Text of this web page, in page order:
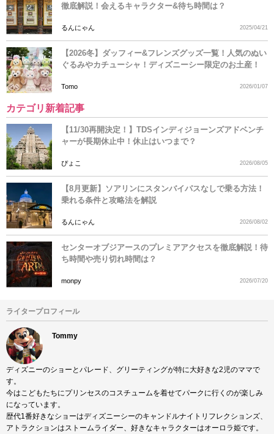
徹底解説！会えるキャラクター&待ち時間は？
るんにゃん 2025/04/21
【2026冬】ダッフィー&フレンズグッズ一覧！人気のぬい
ぐるみやカチューシャ！ディズニーシー限定のお土産！
Tomo 2026/01/07
カテゴリ新着記事
【11/30再開決定！】TDSインディジョーンズアドベンチ
ャーが長期休止中！休止はいつまで？
ぴょこ 2026/08/05
【8月更新】ソアリンにスタンバイパスなしで乗る方法！
乗れる条件と攻略法を解説
るんにゃん 2026/08/02
センターオブジアースのプレミアアクセスを徹底解説！待
ち時間や売り切れ時間は？
monpy 2026/07/20
ライタープロフィール
Tommy
ディズニーのショーとパレード、グリーティングが特に大好きな2児のママで
す。
今はこどもたちにプリンセスのコスチュームを着せてパークに行くのが楽しみ
になっています。
歴代1番好きなショーはディズニーシーのキャンドルナイトリフレクションズ、
アトラクションはストームライダー、好きなキャラクターはオーロラ姫です。